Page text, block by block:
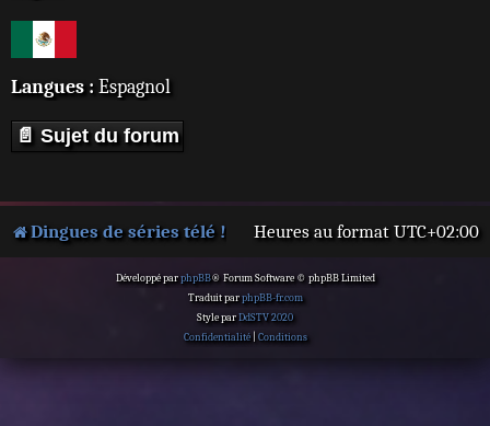
Langues : Espagnol
📄 Sujet du forum
Dingues de séries télé ! Heures au format UTC+02:00
Développé parphpBB® Forum Software © phpBB Limited
Traduit parphpBB-fr.com
Style parDdSTV 2020
Confidentialité| Conditions